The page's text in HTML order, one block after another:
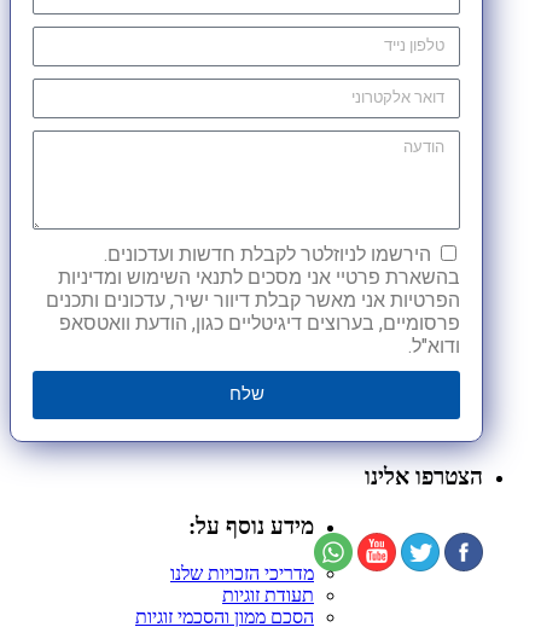
הירשמו לניוזלטר לקבלת חדשות ועדכונים.
בהשארת פרטיי אני מסכים לתנאי השימוש ומדיניות
הפרטיות אני מאשר קבלת דיוור ישיר, עדכונים ותכנים
פרסומיים, בערוצים דיגיטליים כגון, הודעת וואטסאפ
ודוא"ל.
שלח
הצטרפו אלינו
מידע נוסף על:
מדריכי הזכויות שלנו
תעודת זוגיות
הסכם ממון והסכמי זוגיות